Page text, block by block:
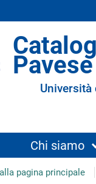
Pavese
Università
Chi siamo
pagina principale